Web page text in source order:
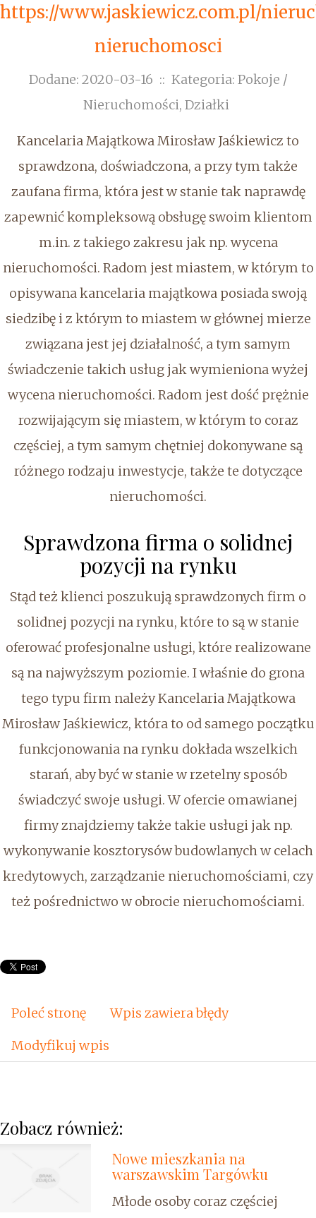
https://www.jaskiewicz.com.pl/
nieruchomosci
Dodane: 2020-03-16 :: Kategoria: Pokoje /
Nieruchomości, Działki
Kancelaria Majątkowa Mirosław Jaśkiewicz to
sprawdzona, doświadczona, a przy tym także
zaufana firma, która jest w stanie tak naprawdę
zapewnić kompleksową obsługę swoim klientom
m.in. z takiego zakresu jak np. wycena
nieruchomości. Radom jest miastem, w którym to
opisywana kancelaria majątkowa posiada swoją
siedzibę i z którym to miastem w głównej mierze
związana jest jej działalność, a tym samym
świadczenie takich usług jak wymieniona wyżej
wycena nieruchomości. Radom jest dość prężnie
rozwijającym się miastem, w którym to coraz
częściej, a tym samym chętniej dokonywane są
różnego rodzaju inwestycje, także te dotyczące
nieruchomości.
Sprawdzona firma o solidnej
pozycji na rynku
Stąd też klienci poszukują sprawdzonych firm o
solidnej pozycji na rynku, które to są w stanie
oferować profesjonalne usługi, które realizowane
są na najwyższym poziomie. I właśnie do grona
tego typu firm należy Kancelaria Majątkowa
Mirosław Jaśkiewicz, która to od samego początku
funkcjonowania na rynku dokłada wszelkich
starań, aby być w stanie w rzetelny sposób
świadczyć swoje usługi. W ofercie omawianej
firmy znajdziemy także takie usługi jak np.
wykonywanie kosztorysów budowlanych w celach
kredytowych, zarządzanie nieruchomościami, czy
też pośrednictwo w obrocie nieruchomościami.
Poleć stronę
Wpis zawiera błędy
Modyfikuj wpis
Zobacz również:
Nowe mieszkania na
warszawskim Targówku
Młode osoby coraz częściej